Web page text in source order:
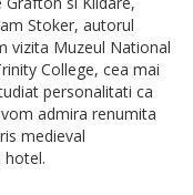
Stoker, autorul
vizita Muzeul National
College, cea mai
personalitati ca
admira renumita
medieval
hotel.